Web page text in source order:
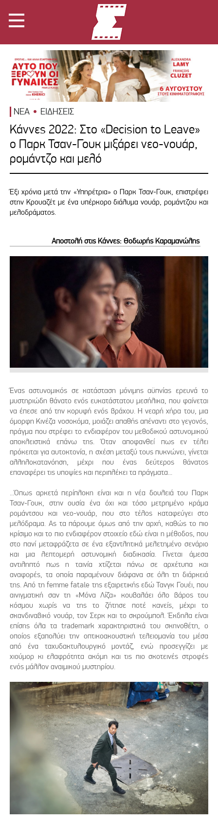
ΝΕΑ ΕΙΔΗΣΕΙΣ
Κάννες 2022: Στο «Decision to Leave»
o Παρκ Τσαν-Γουκ μιξάρει νεο-νουάρ,
ρομάντζο και μελό
Έξι χρόνια μετά την «Υπηρέτρια» ο Παρκ Τσαν-Γουκ, επιστρέφει
στην Κρουαζέτ με ένα υπέρκορο διάλυμα νουάρ, ρομάντζου και
μελοδράματος.
Αποστολή στις Κάννες: Θοδωρής Καραμανώλης
Ένας αστυνομικός σε κατάσταση μόνιμης αϋπνίας ερευνά το
μυστηριώδη θάνατο ενός ευκατάστατου μεσήλικα, που φαίνεται
να έπεσε από την κορυφή ενός βράχου. Η νεαρή χήρα του, μια
όμορφη Κινέζα νοσοκόμα, μοιάζει απαθής απέναντι στο γεγονός,
πράγμα που στρέφει το ενδιαφέρον του μεθοδικού αστυνομικού
αποκλειστικά επάνω της. Όταν αποφανθεί πως εν τέλει
πρόκειται για αυτοκτονία, η σχέση μεταξύ τους πυκνώνει, γίνεται
αλληλοκατανόηση, μέχρι που ένας δεύτερος θάνατος
επαναφέρει τις υποψίες και περιπλέκει τα πράγματα...
...Όπως αρκετά περίπλοκη είναι και η νέα δουλειά του Παρκ
Τσαν-Γουκ, στην ουσία ένα όχι και τόσο μετρημένο κράμα
ρομάντσου και νεο-νουάρ, που στο τέλος καταφεύγει στο
μελόδραμα. Ας τα πάρουμε όμως από την αρχή, καθώς το πιο
κρίσιμο και το πιο ενδιαφέρον στοιχείο εδώ είναι η μέθοδος, που
στο πανί μεταφράζετα σε ένα εξαντλητικά μελετημένο σενάριο
και μια λεπτομερή αστυνομική διαδικασία. Γίνεται άμεσα
αντιληπτό πως η ταινία χτίζεται πάνω σε αρχέτυπα και
αναφορές, τα οποία παραμένουν διάφανα σε όλη τη διάρκειά
της. Από τη femme fatale της εξαιρετικής εδώ Τανγκ Γουέι, που
αινιγματική σαν τη «Μόνα Λίζα» κουβαλάει όλο βάρος του
κόσμου χωρίς να της το ζήτησε ποτέ κανείς, μέχρι το
σκανδιναβικό νουάρ, τον Σερκ και το σκρούμπολ. Έκδηλα είναι
επίσης όλα τα trademark χαρακτηριστικά του σκηνοθέτη, ο
οποίος εξαπολύει την οπτικοακουστική τελειομανία του μέσα
από ένα ταχυδακτυλουργικό μοντάζ, ενώ προσεγγίζει με
χιούμορ κι ελαφρότητα ακόμη και τις πιο σκοτεινές στροφές
ενός μάλλον αναιμικού μυστηρίου.